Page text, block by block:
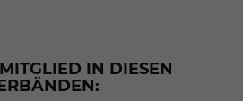
IN DIESEN